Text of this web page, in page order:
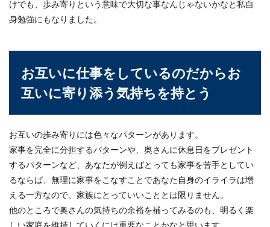
けでも、歩み寄りという意味で大切な事なんじゃないかなと私自
身勉強にもなりました。
お互いに仕事をしているのだからお
互いに寄り添う気持ちを持とう
お互いの歩み寄りには色々なパターンがあります。
家事を完全に分担するパターンや、奥さんに休息日をプレゼント
するパターンなど、あなたが例えばとっても家事を苦手としてい
るならば、無理に家事をこなすことであなた自身のイライラは増
える一方なので、家族にとっていいこととは限りません。
他のところで奥さんの気持ちの余裕を補ってみるのも、明るく楽
しい家庭を維持していくには重要なことかなと思います。